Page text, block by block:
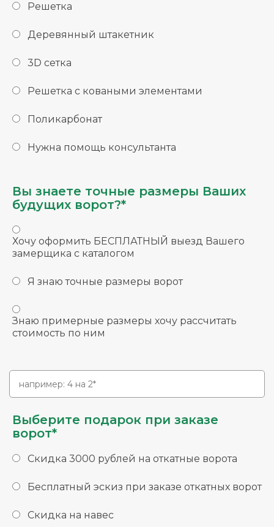
Решетка
Деревянный штакетник
3D сетка
Решетка с коваными элементами
Поликарбонат
Нужна помощь консультанта
Вы знаете точные размеры Ваших
будущих ворот?*
Хочу оформить БЕСПЛАТНЫЙ выезд Вашего
замерщика с каталогом
Я знаю точные размеры ворот
Знаю примерные размеры хочу рассчитать
стоимость по ним
Выберите подарок при заказе
ворот*
Скидка 3000 рублей на откатные ворота
Бесплатный эскиз при заказе откатных ворот
Скидка на навес